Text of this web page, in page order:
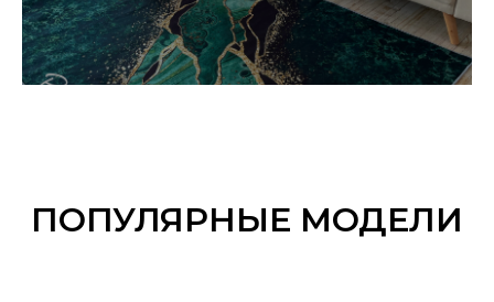
ПОПУЛЯРНЫЕ МОДЕЛИ